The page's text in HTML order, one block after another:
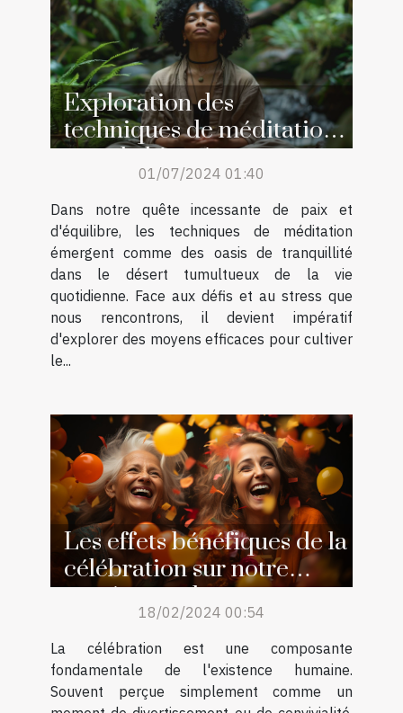
Exploration des
techniques de méditation
pour le bien-être
quotidien01/07/2024 01:40
Dans notre quête incessante de paix et
d'équilibre, les techniques de méditation
émergent comme des oasis de tranquillité
dans le désert tumultueux de la vie
quotidienne. Face aux défis et au stress que
nous rencontrons, il devient impératif
d'explorer des moyens efficaces pour cultiver
le...
Les effets bénéfiques de la
célébration sur notre
santé mentale
18/02/2024 00:54
La célébration est une composante
fondamentale de l'existence humaine.
Souvent perçue simplement comme un